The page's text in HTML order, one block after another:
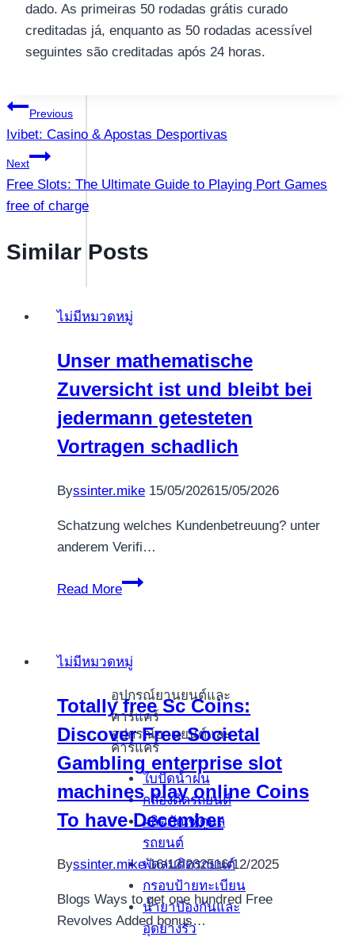
อุปกรณ์ยานยนต์และ
คาร์แคร์
อุปกรณ์ยานยนต์และ
คาร์แคร์
ใบปัดน้ำฝน
กล้องติดรถยนต์
ผลิตภัณฑ์ดูแล
รถยนต์
พัดลมติดรถยนต์
กรอบป้ายทะเบียน
น้ำยาป้องกันและ
อุดยางรั่ว
dado. As primeiras 50 rodadas grátis curado
creditadas já, enquanto as 50 rodadas acessível
seguintes são creditadas após 24 horas.
แนะแนว
เรื่อง
Previous
Ivibet: Casino & Apostas Desportivas
Next
Free Slots: The Ultimate Guide to Playing Port Games
free of charge
Similar Posts
ไม่มีหมวดหมู่
Unser mathematische
Zuversicht ist und bleibt bei
jedermann getesteten
Vortragen schadlich
Byssinter.mike 15/05/202615/05/2026
Schatzung welches Kundenbetreuung? unter
anderem Verifi…
Read More
Unser
und
bleibt
bei
jedermann
getesteten
Vortragen
schadlich
ไม่มีหมวดหมู่
Totally free Sc Coins:
Discover Free Societal
Gambling enterprise slot
machines play online Coins
To have December
Byssinter.mike 16/12/202516/12/2025
Blogs Ways to get one hundred Free
Revolves Added bonus…